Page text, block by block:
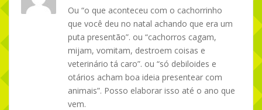
Ou “o que aconteceu com o cachorrinho
que você deu no natal achando que era um
puta presentão”. ou “cachorros cagam,
mijam, vomitam, destroem coisas e
veterinário tá caro”. ou “só debiloides e
otários acham boa ideia presentear com
animais”. Posso elaborar isso até o ano que
vem.